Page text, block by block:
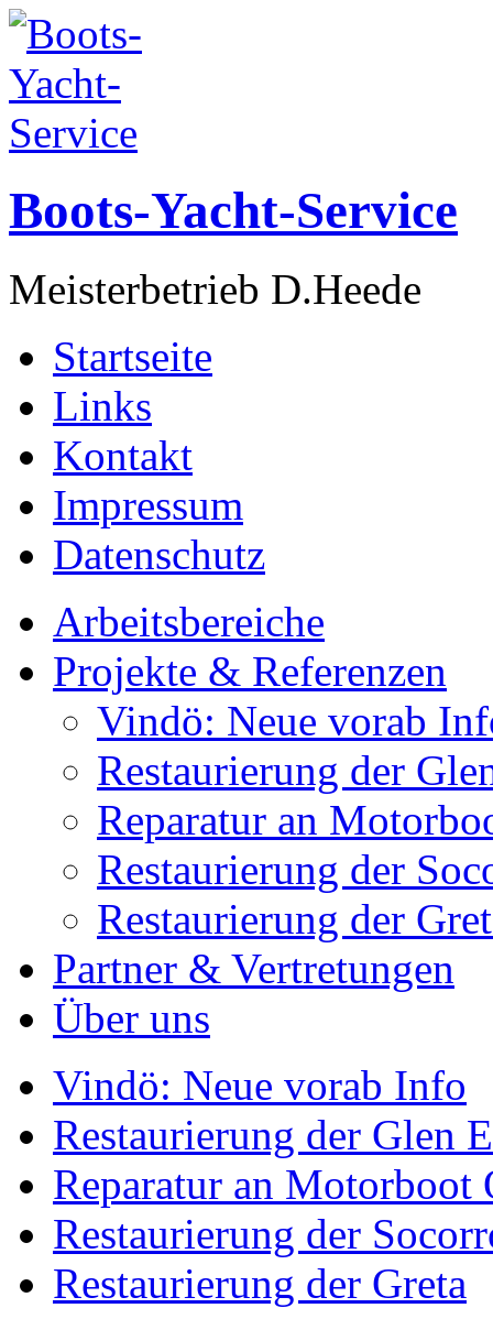
Boots-Yacht-Service
Meisterbetrieb D.Heede
Startseite
Links
Kontakt
Impressum
Datenschutz
Arbeitsbereiche
Projekte & Referenzen
Vindö: Neue vorab
Restaurierung der
Reparatur an
Restaurierung der
Restaurierung der
Partner & Vertretungen
Über uns
Vindö: Neue vorab Info
Restaurierung der Glen
Reparatur an Motorboot
Restaurierung der
Restaurierung der Greta